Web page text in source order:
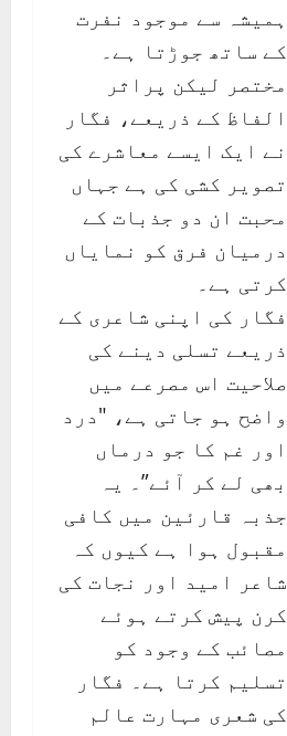
ہمیشہ سے موجود نفرت
کے ساتھ جوڑتا ہے۔
مختصر لیکن پراثر
الفاظ کے ذریعے، فگار
نے ایک ایسے معاشرے کی
تصویر کشی کی ہے جہاں
محبت ان دو جذبات کے
درمیان فرق کو نمایاں
کرتی ہے۔
فگار کی اپنی شاعری کے
ذریعے تسلی دینے کی
صلاحیت اس مصرعے میں
واضح ہو جاتی ہے، "درد
اور غم کا جو درماں
بھی لے کر آئے”۔ یہ
جذبہ قارئین میں کافی
مقبول ہوا ہے کیوں کہ
شاعر امید اور نجات کی
کرن پیش کرتے ہوئے
مصائب کے وجود کو
تسلیم کرتا ہے۔ فگار
کی شعری مہارت عالم